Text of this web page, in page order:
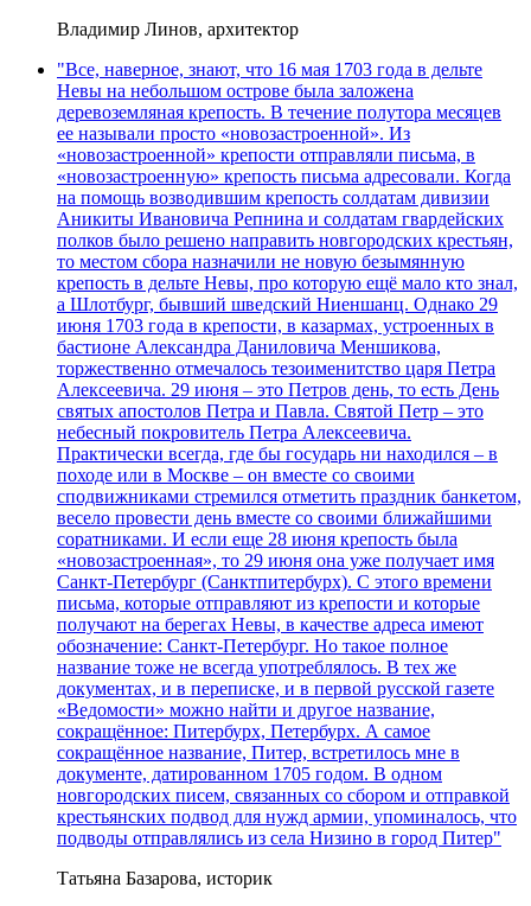
Владимир Линов, архитектор
"Все, наверное, знают, что 16 мая 1703 года в дельте
Невы на небольшом острове была заложена
деревоземляная крепость. В течение полутора месяцев
ее называли просто «новозастроенной». Из
«новозастроенной» крепости отправляли письма, в
«новозастроенную» крепость письма адресовали. Когда
на помощь возводившим крепость солдатам дивизии
Аникиты Ивановича Репнина и солдатам гвардейских
полков было решено направить новгородских крестьян,
то местом сбора назначили не новую безымянную
крепость в дельте Невы, про которую ещё мало кто знал,
а Шлотбург, бывший шведский Ниеншанц. Однако 29
июня 1703 года в крепости, в казармах, устроенных в
бастионе Александра Даниловича Меншикова,
торжественно отмечалось тезоименитство царя Петра
Алексеевича. 29 июня – это Петров день, то есть День
святых апостолов Петра и Павла. Святой Петр – это
небесный покровитель Петра Алексеевича.
Практически всегда, где бы государь ни находился – в
походе или в Москве – он вместе со своими
сподвижниками стремился отметить праздник банкетом,
весело провести день вместе со своими ближайшими
соратниками. И если еще 28 июня крепость была
«новозастроенная», то 29 июня она уже получает имя
Санкт-Петербург (Санктпитербурх). С этого времени
письма, которые отправляют из крепости и которые
получают на берегах Невы, в качестве адреса имеют
обозначение: Санкт-Петербург. Но такое полное
название тоже не всегда употреблялось. В тех же
документах, и в переписке, и в первой русской газете
«Ведомости» можно найти и другое название,
сокращённое: Питербурх, Петербурх. А самое
сокращённое название, Питер, встретилось мне в
документе, датированном 1705 годом. В одном
новгородских писем, связанных со сбором и отправкой
крестьянских подвод для нужд армии, упоминалось, что
подводы отправлялись из села Низино в город Питер"
Татьяна Базарова, историк